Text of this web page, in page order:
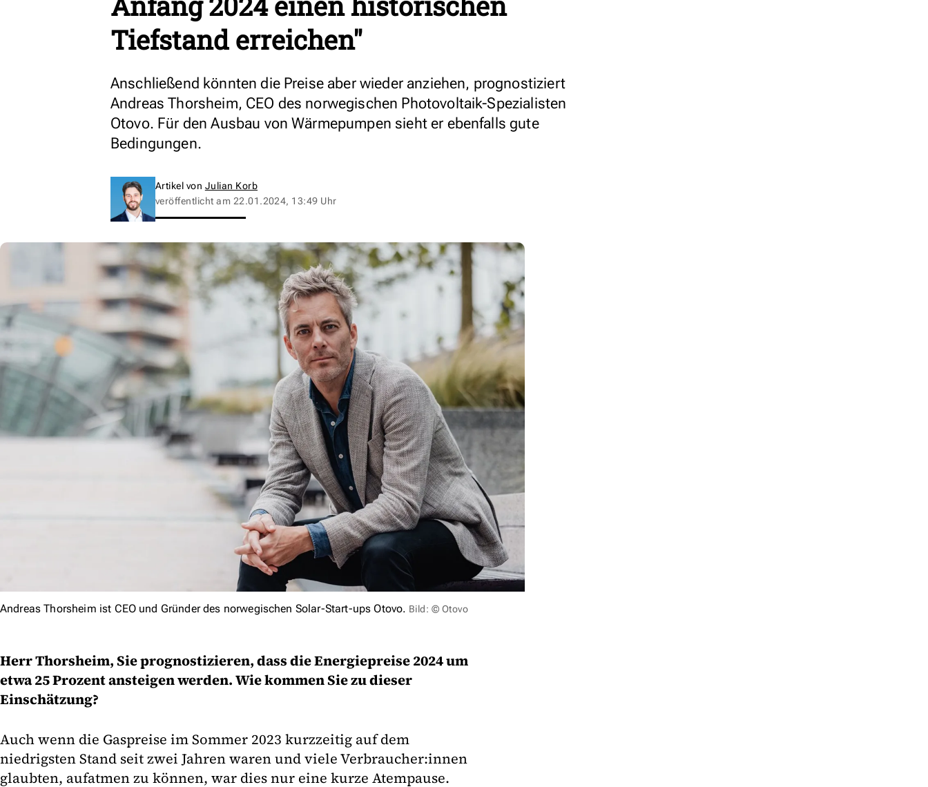
Tiefstand erreichen"
Anschließend könnten die Preise aber wieder anziehen, prognostiziert
Andreas Thorsheim, CEO des norwegischen Photovoltaik-Spezialisten
Otovo. Für den Ausbau von Wärmepumpen sieht er ebenfalls gute
Bedingungen.
Artikel von Julian Korb
veröffentlicht am 22.01.2024, 13:49 Uhr
Andreas Thorsheim ist CEO und Gründer des norwegischen Solar-Start-ups Otovo. Bild: © Otovo
Herr Thorsheim, Sie prognostizieren, dass die Energiepreise 2024 um
etwa 25 Prozent ansteigen werden. Wie kommen Sie zu dieser
Einschätzung?
Auch wenn die Gaspreise im Sommer 2023 kurzzeitig auf dem
niedrigsten Stand seit zwei Jahren waren und viele Verbraucher:innen
glaubten, aufatmen zu können, war dies nur eine kurze Atempause.